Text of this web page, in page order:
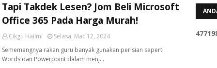
Tapi Takdek Lesen? Jom Beli Microsoft
Office 365 Pada Harga Murah!
Cikgu Hailmi
Selasa, Mac 12, 2024
Sememangnya rakan guru banyak gunakan perisian seperti
Words dan Powerpoint dalam menj…
47719